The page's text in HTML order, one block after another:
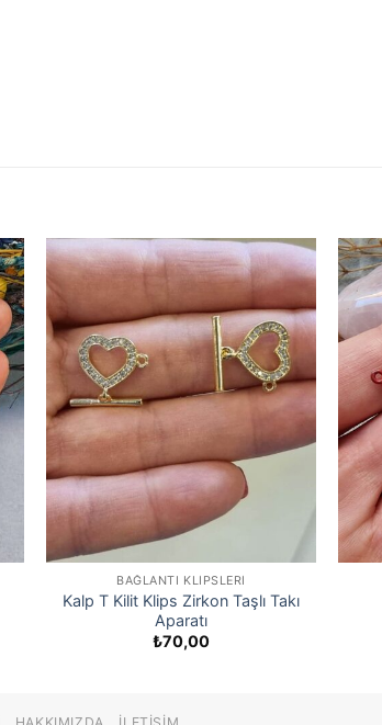
BAĞLANTI KLIPSLERI
Kalp T Kilit Klips Zirkon Taşlı Takı
Aparatı
₺70,00